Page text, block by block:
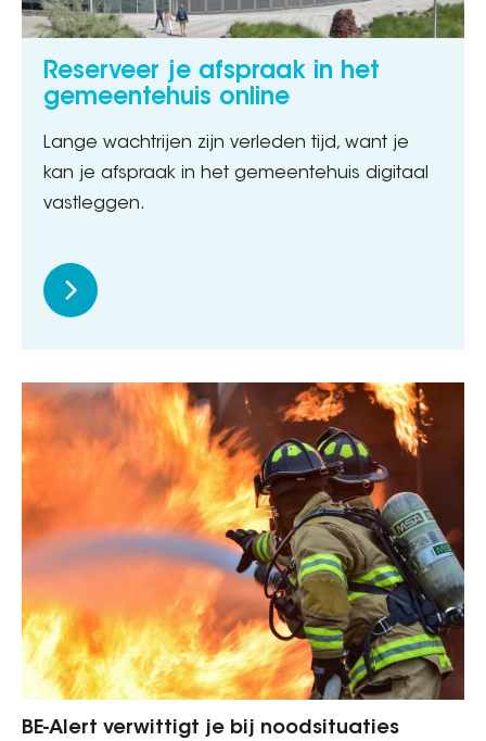
Reserveer je afspraak in het
gemeentehuis online
Lange wachtrijen zijn verleden tijd, want je
kan je afspraak in het gemeentehuis digitaal
vastleggen.
BE-Alert verwittigt je bij noodsituaties